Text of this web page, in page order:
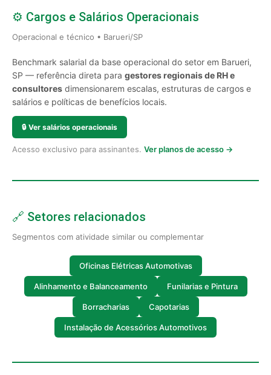
⚙️ Cargos e Salários Operacionais
Operacional e técnico • Barueri/SP
Benchmark salarial da base operacional do setor em Barueri,
SP — referência direta para gestores regionais de RH e
consultores dimensionarem escalas, estruturas de cargos e
salários e políticas de benefícios locais.
🔒 Ver salários operacionais
Acesso exclusivo para assinantes. Ver planos de acesso →
🔗 Setores relacionados
Segmentos com atividade similar ou complementar
Oficinas Elétricas Automotivas
Alinhamento e Balanceamento Funilarias e Pintura
Borracharias Capotarias
Instalação de Acessórios Automotivos